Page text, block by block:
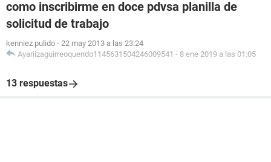
como inscribirme en doce pdvsa planilla de
solicitud de trabajo
kenniez pulido - 22 may 2013 a las 23:24
Ayariizaguirreoquendo1145631504246009541 - 8 ene 2019 a las 01:05
13 respuestas